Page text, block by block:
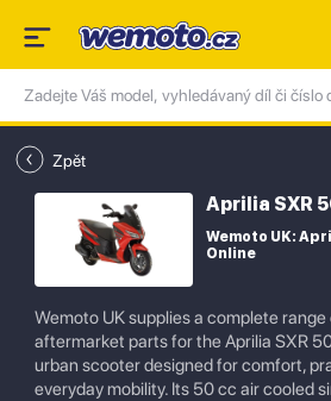
Zpět
Aprilia SXR
Wemoto UK:
Online
Wemoto UK supplies a complete
aftermarket parts for the Aprilia SXR
urban scooter designed for comfort,
everyday mobility. Its 50 cc air cooled